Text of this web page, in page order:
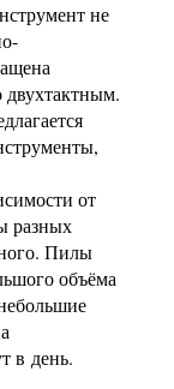
не
двухтактным.
от
разных
Пилы
объёма
в день.